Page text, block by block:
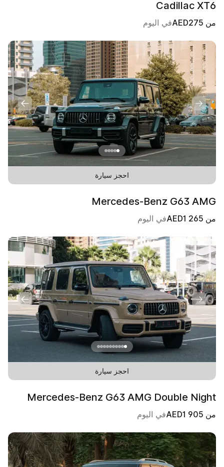
Cadillac XT6
من 275
AEDفي اليوم
احجز سيارة
Mercedes-Benz G63 AMG
من 1 265
AEDفي اليوم
احجز سيارة
Mercedes-Benz G63 AMG Double Night
من 1 905
AEDفي اليوم